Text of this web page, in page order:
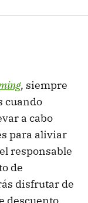
, siempre
cuando
a cabo
para aliviar
responsable
de
disfrutar de